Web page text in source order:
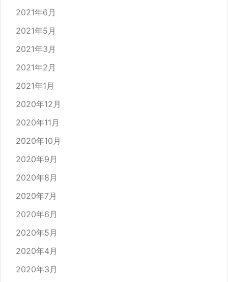
2021年6月
2021年5月
2021年3月
2021年2月
2021年1月
2020年12月
2020年11月
2020年10月
2020年9月
2020年8月
2020年7月
2020年6月
2020年5月
2020年4月
2020年3月